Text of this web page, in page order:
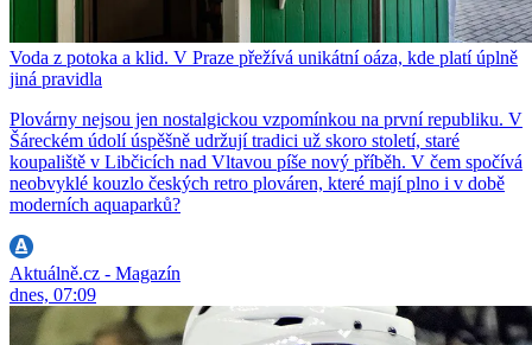
Voda z potoka a klid. V Praze přežívá unikátní oáza, kde platí úplně
jiná pravidla
Plovárny nejsou jen nostalgickou vzpomínkou na první republiku. V
Šáreckém údolí úspěšně udržují tradici už skoro století, staré
koupaliště v Libčicích nad Vltavou píše nový příběh. V čem spočívá
neobvyklé kouzlo českých retro plováren, které mají plno i v době
moderních aquaparků?
Aktuálně.cz - Magazín
dnes, 07:09